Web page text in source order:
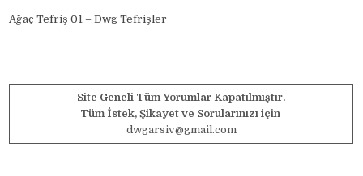
Ağaç Tefriş 01 – Dwg Tefrişler
Site Geneli Tüm Yorumlar Kapatılmıştır.
Tüm İstek, Şikayet ve Sorularınızı için
dwgarsiv@gmail.com